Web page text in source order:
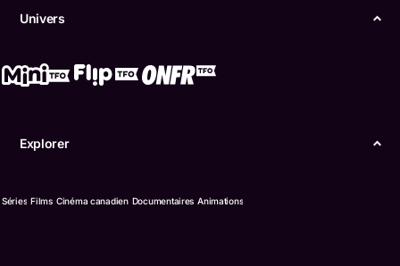
Univers
Explorer
Séries Films Cinéma canadien Documentaires Animations
IDÉLLO
Boukili
Accessibilité